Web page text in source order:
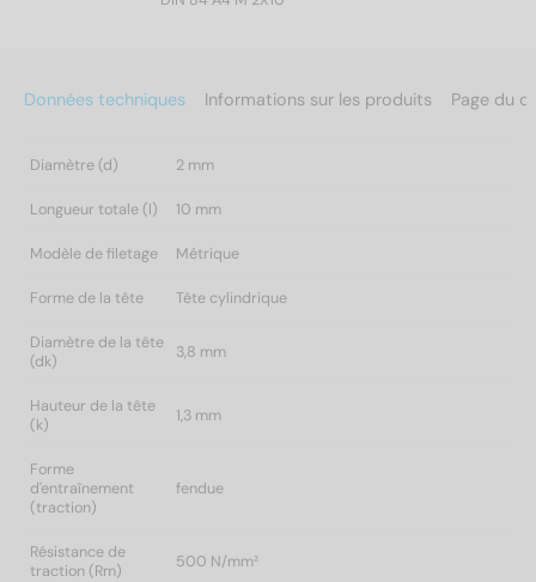
Données techniques Informations sur les produits Page du
Diamètre (d) 2 mm
Longueur totale (l) 10 mm
Modèle de filetage Métrique
Forme de la tête Tête cylindrique
Diamètre de la tête
(dk)
3,8 mm
Hauteur de la tête
(k)
1,3 mm
Forme
d'entraînement
(traction)
fendue
Résistance de
traction (Rm)
500 N/mm²